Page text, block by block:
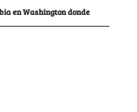
en Washington donde